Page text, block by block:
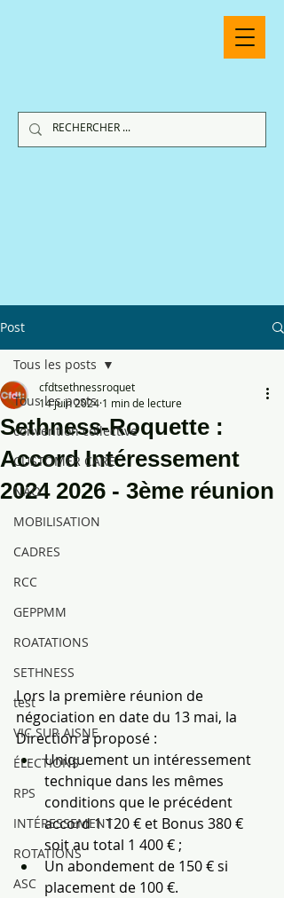
Post
Tous les posts
convention collective
CUSTOMER CARE
NAO
MOBILISATION
CADRES
RCC
GEPPMM
ROATATIONS
SETHNESS
test
VIC SUR AISNE
ÉLECTIONS
RPS
INTÉRESSEMENT
ROTATIONS
ASC
Tous les posts
Sethness-Roquette :
Accord Intéressement
2024 2026 - 3ème réunion
cfdtsethnessroquet
14 juin 2024 1 min de lecture
Lors la première réunion de
négociation en date du 13 mai, la
Direction a proposé :
Uniquement un intéressement
technique dans les mêmes
conditions que le précédent
accord 1 120 € et Bonus 380 €
soit au total 1 400 € ;
Un abondement de 150 € si
placement de 100 €.